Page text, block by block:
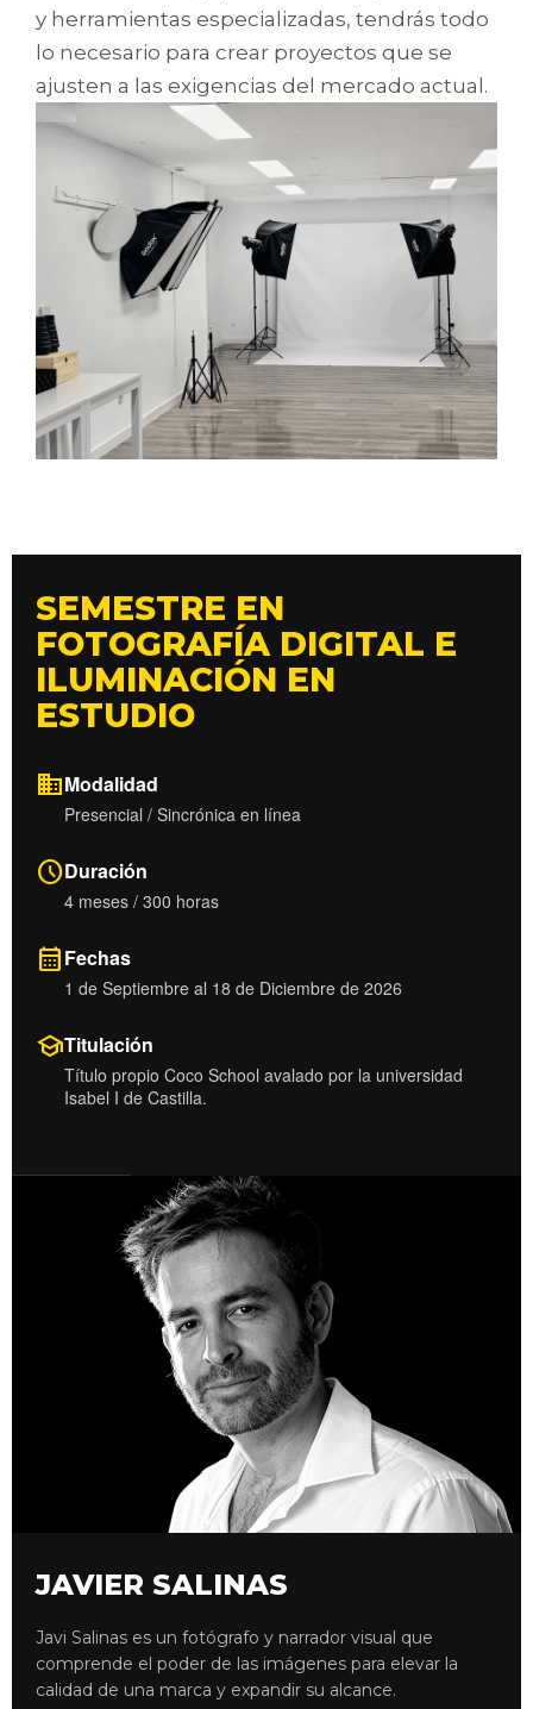
y herramientas especializadas, tendrás todo
lo necesario para crear proyectos que se
ajusten a las exigencias del mercado actual.
SEMESTRE EN
FOTOGRAFÍA DIGITAL E
ILUMINACIÓN EN
ESTUDIO
domainModalidad
Presencial / Sincrónica en línea
scheduleDuración
4 meses / 300 horas
calendar_monthFechas
1 de Septiembre al 18 de Diciembre de 2026
schoolTitulación
Título propio Coco School avalado por la universidad
Isabel I de Castilla.
JAVIER SALINAS
Javi Salinas es un fotógrafo y narrador visual que
comprende el poder de las imágenes para elevar la
calidad de una marca y expandir su alcance.